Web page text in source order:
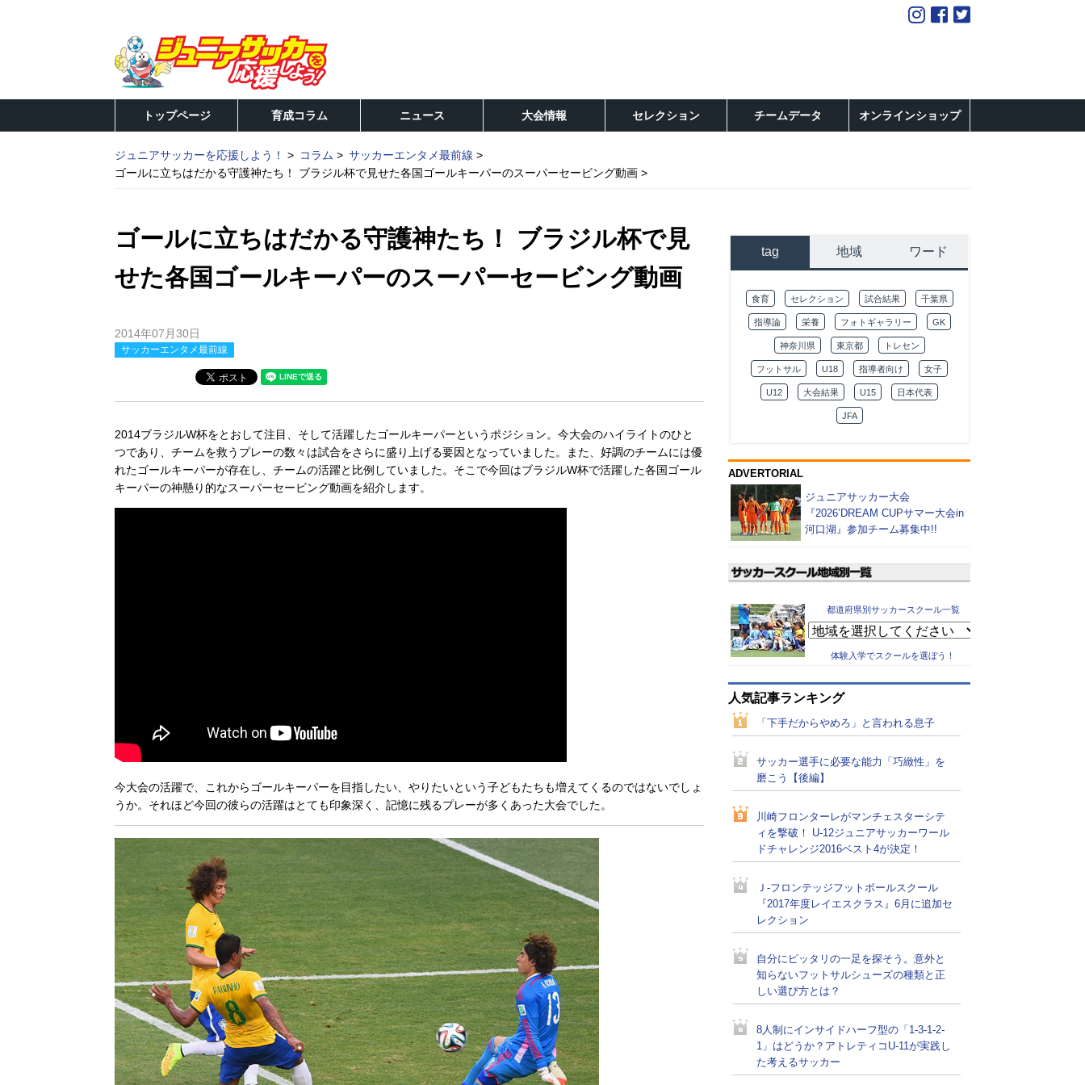
トップページ 育成コラム ニュース 大会情報 セレクション チームデータ オンラインショップ
ジュニアサッカーを応援しよう！ コラム
サッカーエンタメ最前線
ゴールに立ちはだかる守護神たち！ ブラジル杯で見せた各国ゴールキーパーのスーパーセービング動画
ゴールに立ちはだかる守護神たち！ ブラジル杯で見
せた各国ゴールキーパーのスーパーセービング動画
2014年07月30日
サッカーエンタメ最前線
2014ブラジルW杯をとおして注目、そして活躍したゴールキーパーというポジション。今大会のハイライトのひと
つであり、チームを救うプレーの数々は試合をさらに盛り上げる要因となっていました。また、好調のチームには優
れたゴールキーパーが存在し、チームの活躍と比例していました。そこで今回はブラジルW杯で活躍した各国ゴール
キーパーの神懸り的なスーパーセービング動画を紹介します。
今大会の活躍で、これからゴールキーパーを目指したい、やりたいという子どもたちも増えてくるのではないでしょ
うか。それほど今回の彼らの活躍はとても印象深く、記憶に残るプレーが多くあった大会でした。
tag 地域 ワード
食育 セレクション 試合結果 千葉県
指導論 栄養 フォトギャラリー GK
神奈川県 東京都 トレセン
フットサル U18 指導者向け 女子
U12 大会結果 U15 日本代表
JFA
ADVERTORIAL
ジュニアサッカー大会
『2026’DREAM CUPサマー大会in
河口湖』参加チーム募集中!!
都道府県別サッカースクール一覧
体験入学でスクールを選ぼう！
人気記事ランキング
「下手だからやめろ」と言われる息子
サッカー選手に必要な能力「巧緻性」を
磨こう【後編】
川崎フロンターレがマンチェスターシテ
ィを撃破！ U-12ジュニアサッカーワール
ドチャレンジ2016ベスト4が決定！
Ｊ-フロンテッジフットボールスクール
『2017年度レイエスクラス』6月に追加セ
レクション
自分にピッタリの一足を探そう。意外と
知らないフットサルシューズの種類と正
しい選び方とは？
8人制にインサイドハーフ型の「1-3-1-2-
1」はどうか？アトレティコU-11が実践し
た考えるサッカー